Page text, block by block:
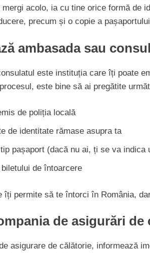
mergi acolo, ia cu tine orice formă de
precum și o copie a
ambasada sau
este instituția care îți poate
este bine să ai pregătite
de poliția locală
de identitate rămase asupra ta
pașaport (dacă nu ai, ți se va indica
de întoarcere
îți permite să te întorci în România,
de asigurări de
asigurare de călătorie, informează